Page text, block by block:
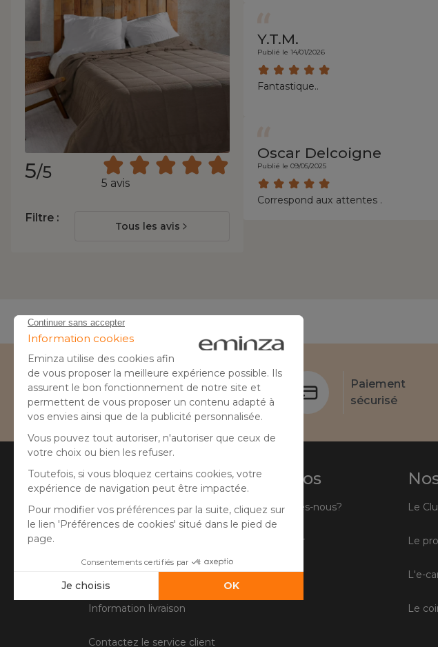
5/5
5 avis
Filtre :
Tous les avis
Y.T.M.
Publié le 14/01/2026
Fantastique..
Oscar Delcoigne
Publié le 09/05/2025
Correspond aux attentes .
Besoin d'aide ?
04 50 65 10 12
Paiement
sécurisé
Aide
Suivre ma commande
Questions fréquentes
Information livraison
Contactez le service client
A propos
Qui sommes-nous?
Côté Atelier
Le
Le
L'e-
Le